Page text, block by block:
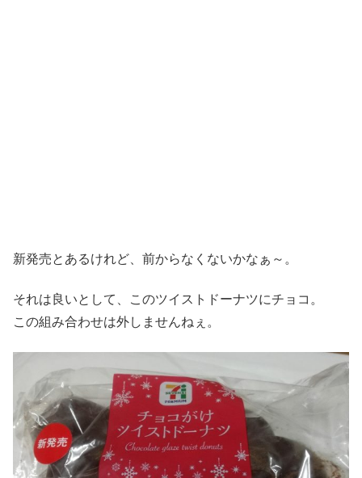
新発売とあるけれど、前からなくないかなぁ～。
それは良いとして、このツイストドーナツにチョコ。
この組み合わせは外しませんねぇ。